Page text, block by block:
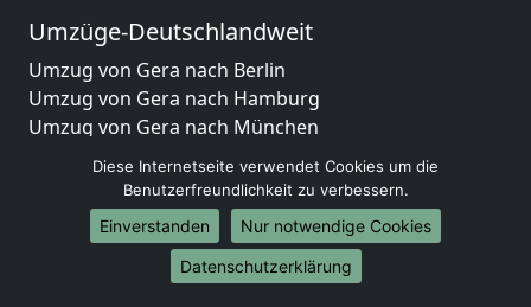
Umzüge-Deutschlandweit
Umzug von Gera nach Berlin
Umzug von Gera nach Hamburg
Umzug von Gera nach München
Umzug von Gera nach Köln
Umzug von Gera nach Frankfurt am Main
Umzug von Gera nach Stuttgart
Umzug von Gera nach Düsseldorf
Umzug von Gera nach Leipzig
Diese Internetseite verwendet Cookies um die
Benutzerfreundlichkeit zu verbessern.
Einverstanden
Nur notwendige Cookies
Datenschutzerklärung